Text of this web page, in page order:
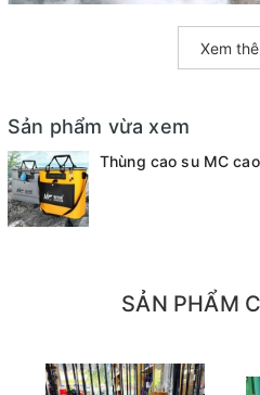
Xem
Sản phẩm vừa xem
Thùng cao su MC cao
SẢN PHẨM